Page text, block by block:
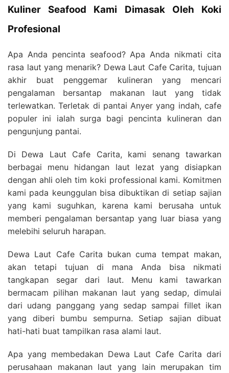
Kuliner Seafood Kami Dimasak Oleh Koki
Profesional
Apa Anda pencinta seafood? Apa Anda nikmati cita
rasa laut yang menarik? Dewa Laut Cafe Carita, tujuan
akhir buat penggemar kulineran yang mencari
pengalaman bersantap makanan laut yang tidak
terlewatkan. Terletak di pantai Anyer yang indah, cafe
populer ini ialah surga bagi pencinta kulineran dan
pengunjung pantai.
Di Dewa Laut Cafe Carita, kami senang tawarkan
berbagai menu hidangan laut lezat yang disiapkan
dengan ahli oleh tim koki professional kami. Komitmen
kami pada keunggulan bisa dibuktikan di setiap sajian
yang kami suguhkan, karena kami berusaha untuk
memberi pengalaman bersantap yang luar biasa yang
melebihi seluruh harapan.
Dewa Laut Cafe Carita bukan cuma tempat makan,
akan tetapi tujuan di mana Anda bisa nikmati
tangkapan segar dari laut. Menu kami tawarkan
bermacam pilihan makanan laut yang sedap, dimulai
dari udang panggang yang sedap sampai fillet ikan
yang diberi bumbu sempurna. Setiap sajian dibuat
hati-hati buat tampilkan rasa alami laut.
Apa yang membedakan Dewa Laut Cafe Carita dari
perusahaan makanan laut yang lain merupakan tim